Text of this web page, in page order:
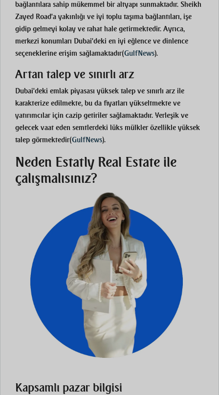
bağlantılara sahip mükemmel bir altyapı sunmaktadır. Sheikh
Zayed Road'a yakınlığı ve iyi toplu taşıma bağlantıları, işe
gidip gelmeyi kolay ve rahat hale getirmektedir. Ayrıca,
merkezi konumları Dubai'deki en iyi eğlence ve dinlence
seçeneklerine erişim sağlamaktadır(GulfNews).
Artan talep ve sınırlı arz
Dubai'deki emlak piyasası yüksek talep ve sınırlı arz ile
karakterize edilmekte, bu da fiyatları yükseltmekte ve
yatırımcılar için cazip getiriler sağlamaktadır. Yerleşik ve
gelecek vaat eden semtlerdeki lüks mülkler özellikle yüksek
talep görmektedir(GulfNews).
Neden Estatly Real Estate ile
çalışmalısınız?
Kapsamlı pazar bilgisi